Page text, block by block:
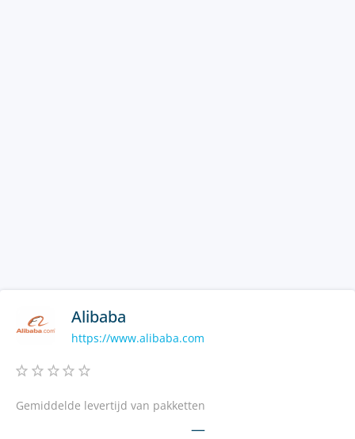
Alibaba
https://www.alibaba.com
Gemiddelde levertijd van pakketten
—